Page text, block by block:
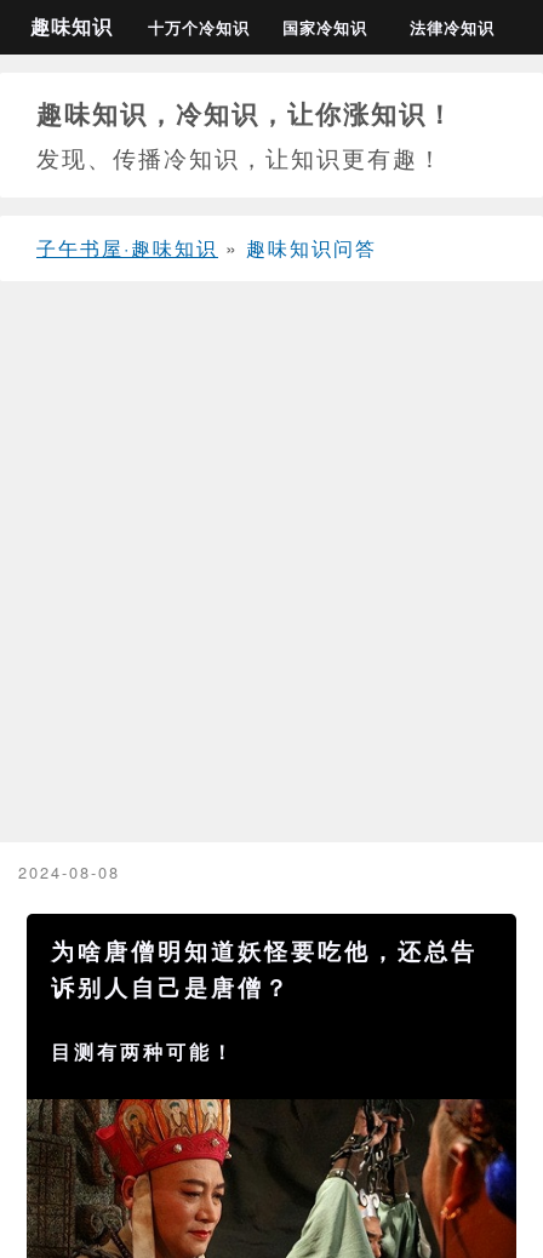
趣味知识 十万个冷知识 国家冷知识 法律冷知识
趣味知识，冷知识，让你涨知识！
发现、传播冷知识，让知识更有趣！
子午书屋·趣味知识 » 趣味知识问答
2024-08-08
为啥唐僧明知道妖怪要吃他，还总告
诉别人自己是唐僧？
目测有两种可能！